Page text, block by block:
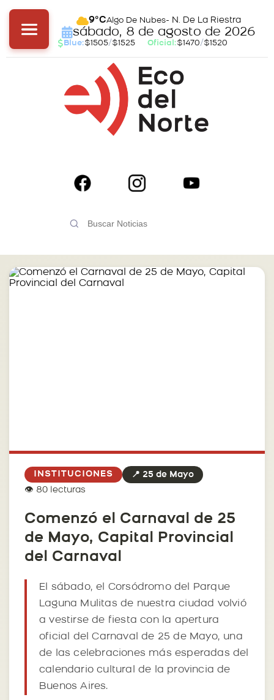
9°CAlgo De Nubes- N. De La Riestra
sábado, 8 de agosto de 2026
Blue:$1505/$1525 Oficial:$1470/$1520
INSTITUCIONES 📍 25 de Mayo
👁️ 80 lecturas
Comenzó el Carnaval de 25
de Mayo, Capital Provincial
del Carnaval
El sábado, el Corsódromo del Parque
Laguna Mulitas de nuestra ciudad volvió
a vestirse de fiesta con la apertura
oficial del Carnaval de 25 de Mayo, una
de las celebraciones más esperadas del
calendario cultural de la provincia de
Buenos Aires.